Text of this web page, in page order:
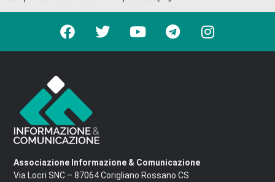
Associazione Informazione & Comunicazione
Via Locri SNC – 87064 Corigliano Rossano CS